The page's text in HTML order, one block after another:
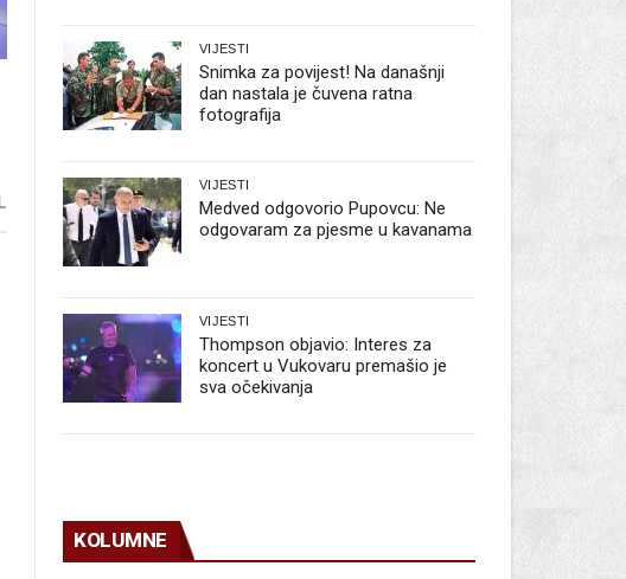
VIJESTI
Snimka za povijest! Na današnji
dan nastala je čuvena ratna
fotografija
VIJESTI
Medved odgovorio Pupovcu: Ne
odgovaram za pjesme u kavanama
VIJESTI
Thompson objavio: Interes za
koncert u Vukovaru premašio je
sva očekivanja
KOLUMNE